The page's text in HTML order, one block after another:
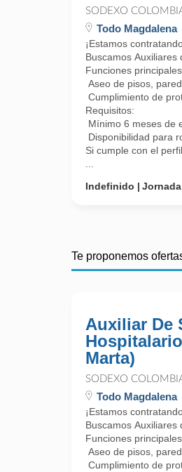
SODEXO
Todo Magdalena
¡Estamos
Buscamos Auxiliares
Funciones
Aseo de pisos,
Cumplimiento de
Requisitos:
Mínimo 6 meses de
Disponibilidad para
Si cumple con el
Indefinido
Te proponemos
Auxiliar De
Marta)
SODEXO
Todo Magdalena
¡Estamos
Buscamos Auxiliares
Funciones
Aseo de pisos,
Cumplimiento de